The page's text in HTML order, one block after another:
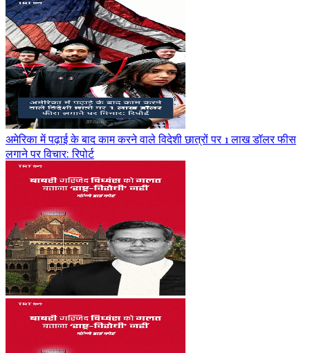
अमेरिका में पढ़ाई के बाद काम करने वाले विदेशी छात्रों पर 1 लाख डॉलर फीस
लगाने पर विचार: रिपोर्ट